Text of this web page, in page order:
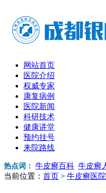
网站首页
医院介绍
权威专家
康复病例
医院新闻
科研技术
健康讲堂
预约挂号
来院路线
热点词： 牛皮癣百科 牛皮癣
当前位置： 首页 > 牛皮癣医院